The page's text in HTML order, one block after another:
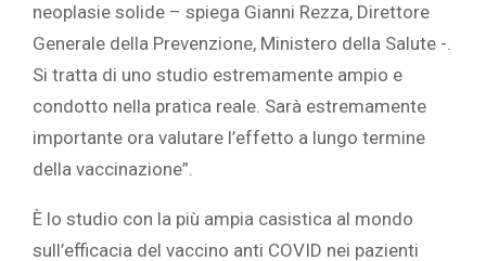
neoplasie solide – spiega Gianni Rezza, Direttore
Generale della Prevenzione, Ministero della Salute -.
Si tratta di uno studio estremamente ampio e
condotto nella pratica reale. Sarà estremamente
importante ora valutare l’effetto a lungo termine
della vaccinazione”.
È lo studio con la più ampia casistica al mondo
sull’efficacia del vaccino anti COVID nei pazienti